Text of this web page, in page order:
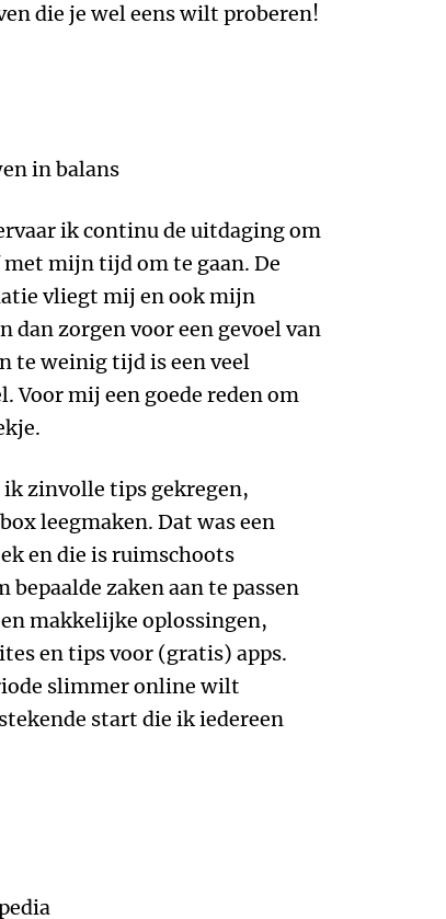
die je wel eens wilt proberen!
in balans
ik continu de uitdaging om
mijn tijd om te gaan. De
vliegt mij en ook mijn
dan zorgen voor een gevoel van
te weinig tijd is een veel
Voor mij een goede reden om
zinvolle tips gekregen,
leegmaken. Dat was een
en die is ruimschoots
zaken aan te passen
makkelijke oplossingen,
en tips voor (gratis) apps.
slimmer online wilt
start die ik iedereen